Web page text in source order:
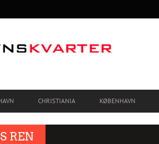
CHRISTIANIA KØBENHAVN
REN